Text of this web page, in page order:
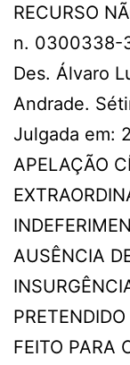
RECURSO
n. 0300338-
Des. Álvaro
Andrade.
Julgada em:
APELAÇÃO
AUSÊNCIA
FEITO PARA